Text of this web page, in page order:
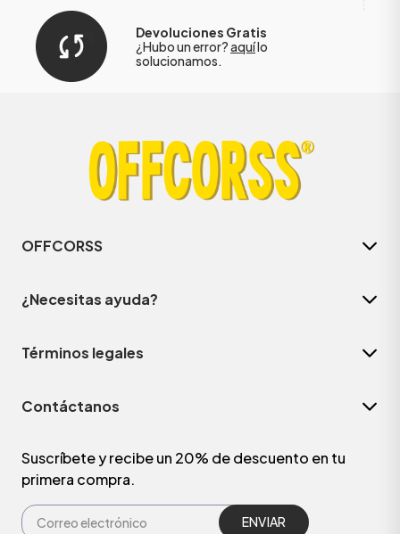
Devoluciones Gratis
¿Hubo un error?aquílo
solucionamos.
OFFCORSS
¿Necesitas ayuda?
Términos legales
Contáctanos
Suscríbete y recibe un 20% de descuento en tu
primera compra.
ENVIAR